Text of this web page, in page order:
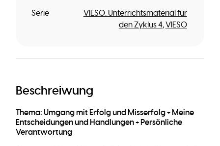
Serie
VIESO: Unterrichtsmaterial für
den Zyklus 4 VIESO
Beschreiwung
Thema: Umgang mit Erfolg und Misserfolg + Meine
Entscheidungen und Handlungen + Persönliche
Verantwortung